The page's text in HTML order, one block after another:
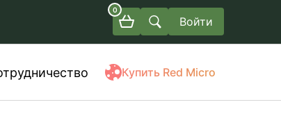
0
Войти
Купить Red Micro